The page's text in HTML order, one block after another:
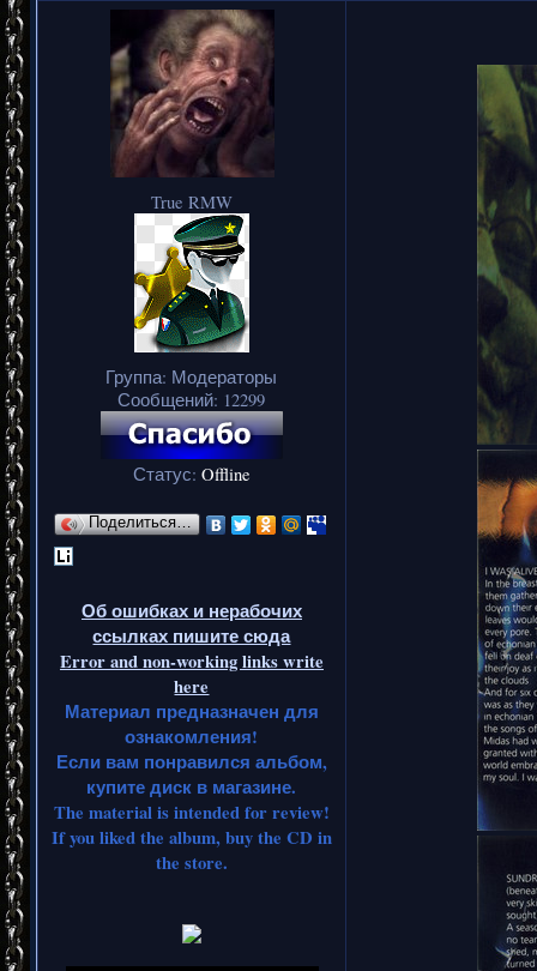
True RMW
Группа: Модераторы
Сообщений: 12299
Статус: Offline
Поделиться…
Об ошибках и нерабочих
ссылках пишите сюда
Error and non-working links write
here
Материал предназначен для
ознакомления!
Если вам понравился альбом,
купите диск в магазине.
The material is intended for review!
If you liked the album, buy the CD in
the store.